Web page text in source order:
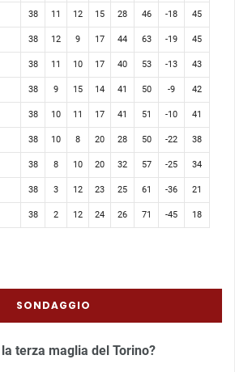
38 11 12 15 28 46 -18 45
38 12 9 17 44 63 -19 45
38 11 10 17 40 53 -13 43
38 9 15 14 41 50 -9 42
38 10 11 17 41 51 -10 41
38 10 8 20 28 50 -22 38
38 8 10 20 32 57 -25 34
38 3 12 23 25 61 -36 21
38 2 12 24 26 71 -45 18
SONDAGGIO
terza maglia del Torino?